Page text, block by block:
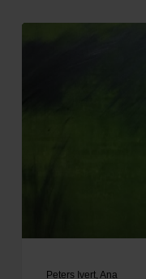
Peters Ivert, Ana